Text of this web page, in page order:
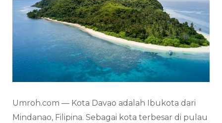
Umroh.com — Kota Davao adalah Ibukota dari
Mindanao, Filipina. Sebagai kota terbesar di pulau